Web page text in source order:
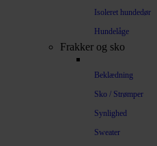
Isoleret hundedør
Hundelåge
Frakker og sko
Beklædning
Sko / Strømper
Synlighed
Sweater